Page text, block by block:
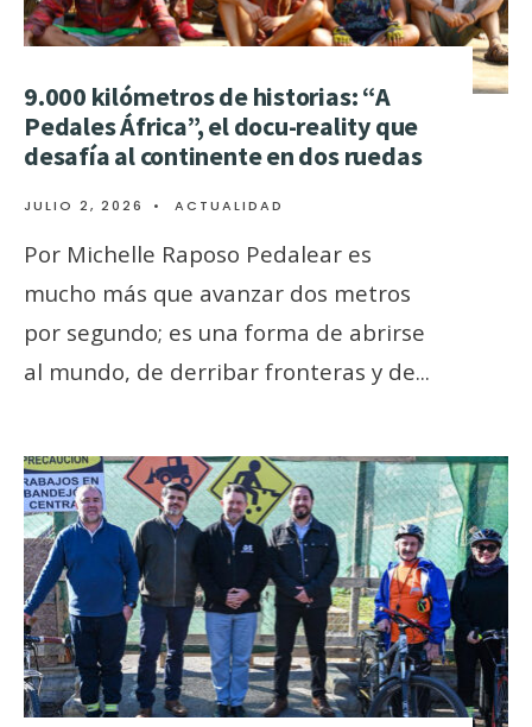
9.000 kilómetros de historias: “A
Pedales África”, el docu-reality que
desafía al continente en dos ruedas
JULIO 2, 2026 • ACTUALIDAD
Por Michelle Raposo Pedalear es
mucho más que avanzar dos metros
por segundo; es una forma de abrirse
al mundo, de derribar fronteras y de...